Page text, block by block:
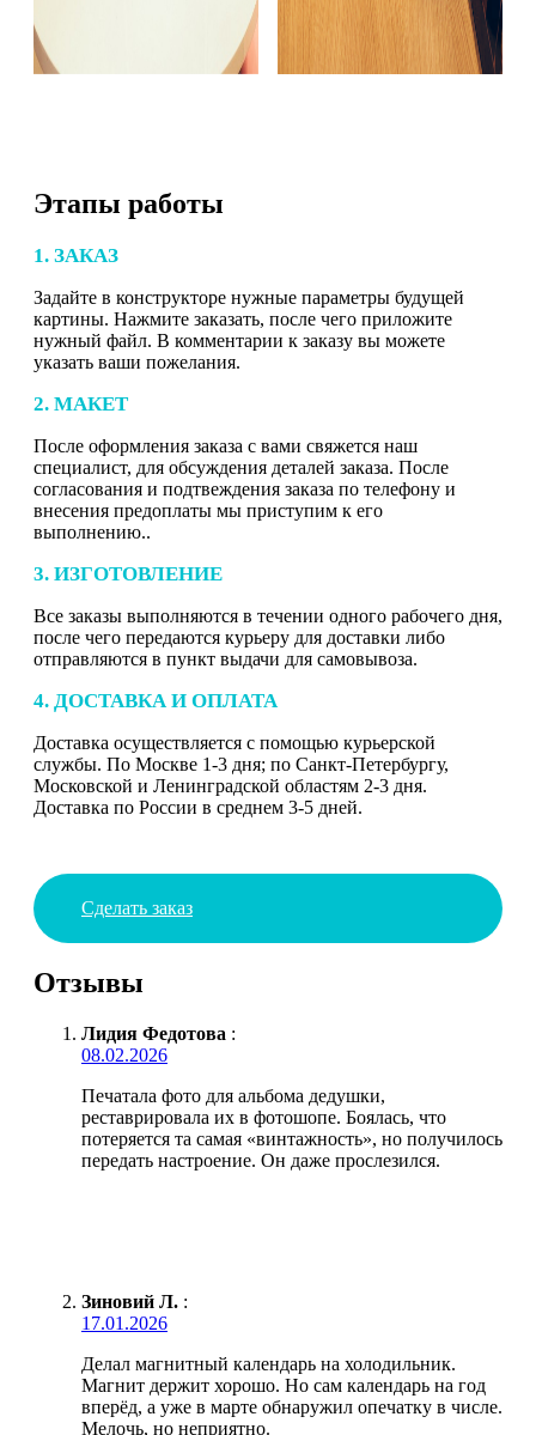
Этапы работы
1. ЗАКАЗ
Задайте в конструкторе нужные параметры будущей
картины. Нажмите заказать, после чего приложите
нужный файл. В комментарии к заказу вы можете
указать ваши пожелания.
2. МАКЕТ
После оформления заказа с вами свяжется наш
специалист, для обсуждения деталей заказа. После
согласования и подтвеждения заказа по телефону и
внесения предоплаты мы приступим к его
выполнению..
3. ИЗГОТОВЛЕНИЕ
Все заказы выполняются в течении одного рабочего дня,
после чего передаются курьеру для доставки либо
отправляются в пункт выдачи для самовывоза.
4. ДОСТАВКА И ОПЛАТА
Доставка осуществляется с помощью курьерской
службы. По Москве 1-3 дня; по Санкт-Петербургу,
Московской и Ленинградской областям 2-3 дня.
Доставка по России в среднем 3-5 дней.
Сделать заказ
Отзывы
Лидия Федотова :
08.02.2026
Печатала фото для альбома дедушки,
реставрировала их в фотошопе. Боялась, что
потеряется та самая «винтажность», но получилось
передать настроение. Он даже прослезился.
Зиновий Л. :
17.01.2026
Делал магнитный календарь на холодильник.
Магнит держит хорошо. Но сам календарь на год
вперёд, а уже в марте обнаружил опечатку в числе.
Мелочь, но неприятно.